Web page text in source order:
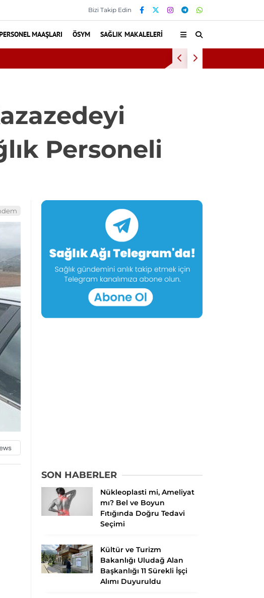
Bizi Takip Edin
MAAŞLARI ÖSYM SAĞLIK MAKALELERI
Uludağ Alan Başkanlığı 11 Sürekli İşçi Alımı Duyuruldu
Personeli
SON HABERLER
Nükleoplasti mi, Ameliyat
mı? Bel ve Boyun
Fıtığında Doğru Tedavi
Seçimi
Kültür ve Turizm
Bakanlığı Uludağ Alan
Başkanlığı 11 Sürekli İşçi
Alımı Duyuruldu